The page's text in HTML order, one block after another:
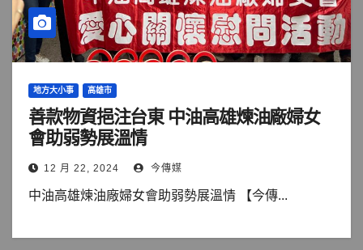
地方大小事 高雄市
善款物資挹注台東 中油高雄煉油廠婦女
會助弱勢展溫情
12 月 22, 2024 今傳媒
中油高雄煉油廠婦女會助弱勢展溫情 【今傳...